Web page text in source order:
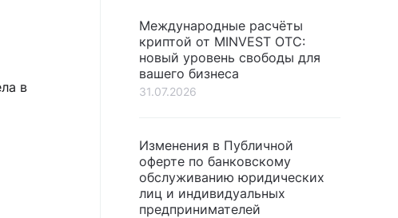
в
Международные расчёты
криптой от MINVEST OTC:
новый уровень свободы для
вашего бизнеса
31.07.2026
Изменения в Публичной
оферте по банковскому
обслуживанию юридических
лиц и индивидуальных
предпринимателей